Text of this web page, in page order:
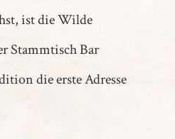
ist die Wilde
Stammtisch Bar
die erste Adresse